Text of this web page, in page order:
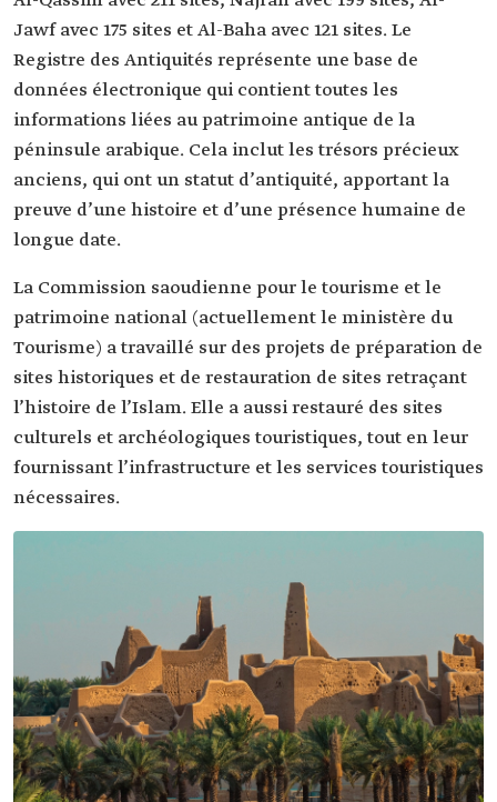
Jawf avec 175 sites et Al-Baha avec 121 sites. Le
Registre des Antiquités représente une base de
données électronique qui contient toutes les
informations liées au patrimoine antique de la
péninsule arabique. Cela inclut les trésors précieux
anciens, qui ont un statut d’antiquité, apportant la
preuve d’une histoire et d’une présence humaine de
longue date.
La Commission saoudienne pour le tourisme et le
patrimoine national (actuellement le ministère du
Tourisme) a travaillé sur des projets de préparation de
sites historiques et de restauration de sites retraçant
l’histoire de l’Islam. Elle a aussi restauré des sites
culturels et archéologiques touristiques, tout en leur
fournissant l’infrastructure et les services touristiques
nécessaires.